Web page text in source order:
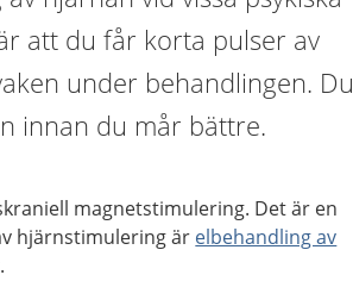
att du får korta pulser av
under behandlingen. Du
innan du mår bättre.
magnetstimulering. Det är en
hjärnstimulering är elbehandling av